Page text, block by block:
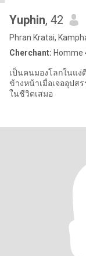
Yuphin, 42
Phran Kratai,
Cherchant: Homme
เป็นคนมองโลกในแง่
ข้างหน้าเมื่อเจออุปส
ในชีวิตเสมอ